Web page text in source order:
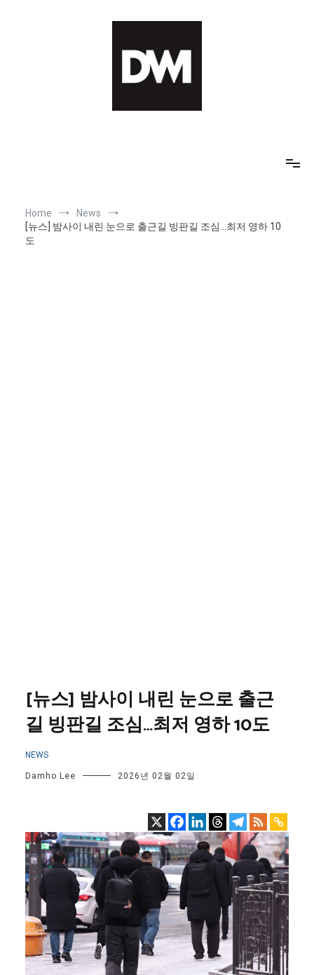
Home
News
[뉴스] 밤사이 내린 눈으로 출근길 빙판길 조심…최저 영하 10
도
[뉴스] 밤사이 내린 눈으로 출근
길 빙판길 조심…최저 영하 10도
NEWS
Damho Lee 2026년 02월 02일